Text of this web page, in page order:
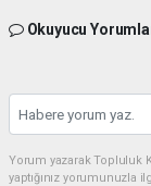
Okuyucu
Yorum yazarak Topluluk
yaptığınız yorumunuzla